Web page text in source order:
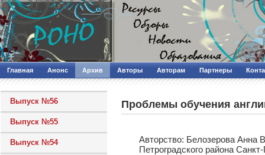
Главная Анонс Архив Авторы Авторам Партнеры
Выпуск №56
Выпуск №55
Выпуск №54
Проблемы обучения
Авторcтво: Белозерова Анна
Петроградского района